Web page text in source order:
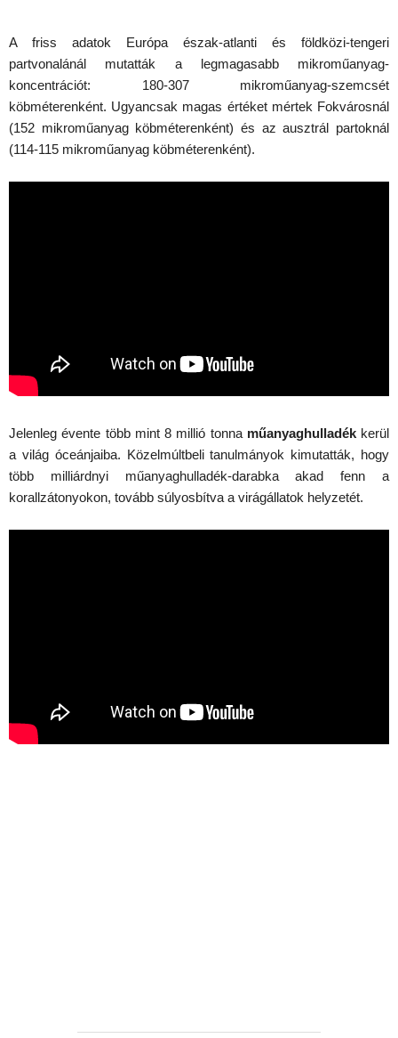
A friss adatok Európa észak-atlanti és földközi-tengeri
partvonalánál mutatták a legmagasabb mikroműanyag-
koncentrációt: 180-307 mikroműanyag-szemcsét
köbméterenként. Ugyancsak magas értéket mértek Fokvárosnál
(152 mikroműanyag köbméterenként) és az ausztrál partoknál
(114-115 mikroműanyag köbméterenként).
Jelenleg évente több mint 8 millió tonnaműanyaghulladékkerül
a világ óceánjaiba. Közelmúltbeli tanulmányok kimutatták, hogy
több milliárdnyi műanyaghulladék-darabka akad fenn a
korallzátonyokon, tovább súlyosbítva a virágállatok helyzetét.